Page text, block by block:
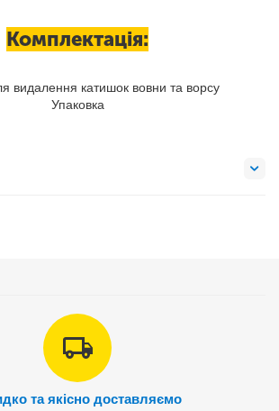
Комплектація:
видалення катишок вовни та ворсу
Упаковка
та якісно доставляємо